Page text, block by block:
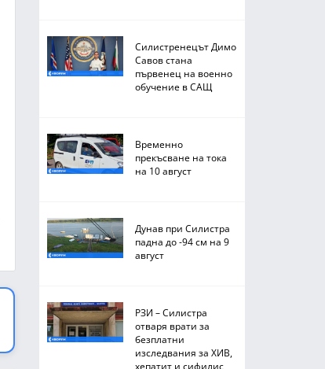
Силистренецът Димо
Савов стана
първенец на военно
обучение в САЩ
Временно
прекъсване на тока
на 10 август
Дунав при Силистра
падна до -94 см на 9
август
РЗИ – Силистра
отваря врати за
безплатни
изследвания за ХИВ,
хепатит и сифилис